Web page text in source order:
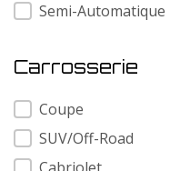
Semi-Automatique
Carrosserie
Carrosserie
Coupe
SUV/Off-Road